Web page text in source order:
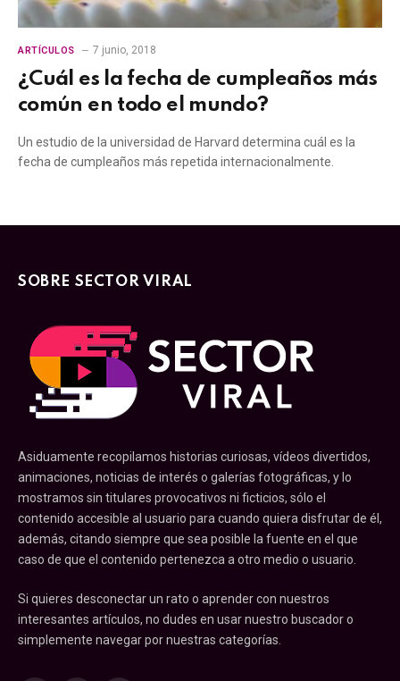
ARTÍCULOS 7 junio, 2018
¿Cuál es la fecha de cumpleaños más
común en todo el mundo?
Un estudio de la universidad de Harvard determina cuál es la
fecha de cumpleaños más repetida internacionalmente.
SOBRE SECTOR VIRAL
Asiduamente recopilamos historias curiosas, vídeos divertidos,
animaciones, noticias de interés o galerías fotográficas, y lo
mostramos sin titulares provocativos ni ficticios, sólo el
contenido accesible al usuario para cuando quiera disfrutar de él,
además, citando siempre que sea posible la fuente en el que
caso de que el contenido pertenezca a otro medio o usuario.
Si quieres desconectar un rato o aprender con nuestros
interesantes artículos, no dudes en usar nuestro buscador o
simplemente navegar por nuestras categorías.